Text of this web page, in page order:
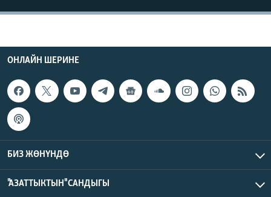
ОНЛАЙН ШЕРИНЕ
БИЗ ЖӨНҮНДӨ
"АЗАТТЫКТЫН" САНДЫГЫ